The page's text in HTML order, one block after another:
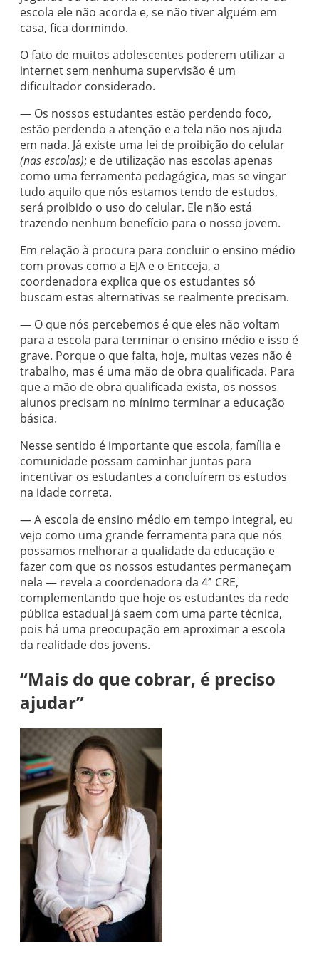
escola ele não acorda e, se não tiver alguém em
casa, fica dormindo.
O fato de muitos adolescentes poderem utilizar a
internet sem nenhuma supervisão é um
dificultador considerado.
— Os nossos estudantes estão perdendo foco,
estão perdendo a atenção e a tela não nos ajuda
em nada. Já existe uma lei de proibição do celular
(nas escolas); e de utilização nas escolas apenas
como uma ferramenta pedagógica, mas se vingar
tudo aquilo que nós estamos tendo de estudos,
será proibido o uso do celular. Ele não está
trazendo nenhum benefício para o nosso jovem.
Em relação à procura para concluir o ensino médio
com provas como a EJA e o Encceja, a
coordenadora explica que os estudantes só
buscam estas alternativas se realmente precisam.
— O que nós percebemos é que eles não voltam
para a escola para terminar o ensino médio e isso é
grave. Porque o que falta, hoje, muitas vezes não é
trabalho, mas é uma mão de obra qualificada. Para
que a mão de obra qualificada exista, os nossos
alunos precisam no mínimo terminar a educação
básica.
Nesse sentido é importante que escola, família e
comunidade possam caminhar juntas para
incentivar os estudantes a concluírem os estudos
na idade correta.
— A escola de ensino médio em tempo integral, eu
vejo como uma grande ferramenta para que nós
possamos melhorar a qualidade da educação e
fazer com que os nossos estudantes permaneçam
nela — revela a coordenadora da 4ª CRE,
complementando que hoje os estudantes da rede
pública estadual já saem com uma parte técnica,
pois há uma preocupação em aproximar a escola
da realidade dos jovens.
“Mais do que cobrar, é preciso
ajudar”